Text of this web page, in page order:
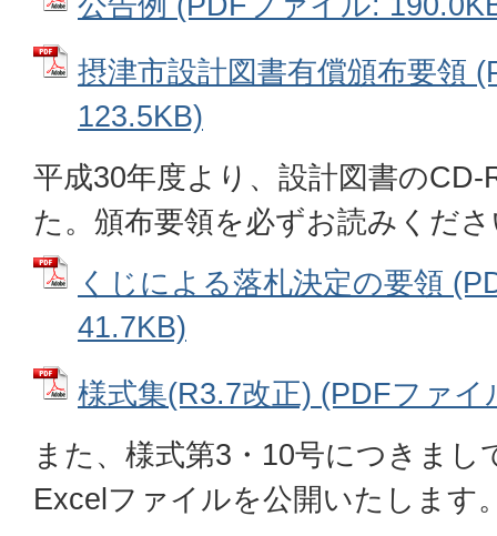
摂津市設計図書有償頒布要領
123.5KB)
平成30年度より、設計図書の
た。頒布要領を必ずお読みくだ
くじによる落札決定の要領
41.7KB)
様式集(R3.7改正) (PDFファイ
また、様式第3・10号につきまし
Excelファイルを公開いたします